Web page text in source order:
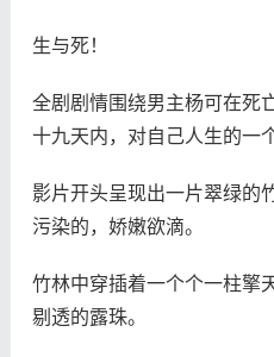
生与死！
全剧剧情围绕男主杨可在死
十九天内，对自己人生的一
影片开头呈现出一片翠绿的
污染的，娇嫩欲滴。
竹林中穿插着一个个一柱擎
剔透的露珠。